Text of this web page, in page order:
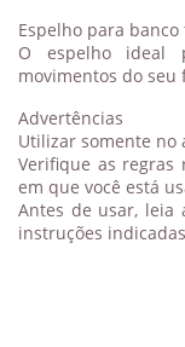
Espelho para
O espelho ideal
movimentos do seu
Advertências
Utilizar somente no
Verifique as regras
em que você está
Antes de usar, leia
instruções